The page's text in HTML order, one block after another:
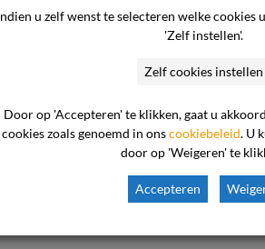
klacht niet
de bejegening en het niet bieden
van de klager. De uitspraak In het
cliënt) en ASVZ, gevestigd te
u zelf wenst te selecteren welke cookies
'Zelf instellen'.
Zelf cookies instellen
Door op 'Accepteren' te klikken, gaat u
cookies zoals genoemd in onscookiebeleid. U
door op 'Weigeren' te
Accepteren